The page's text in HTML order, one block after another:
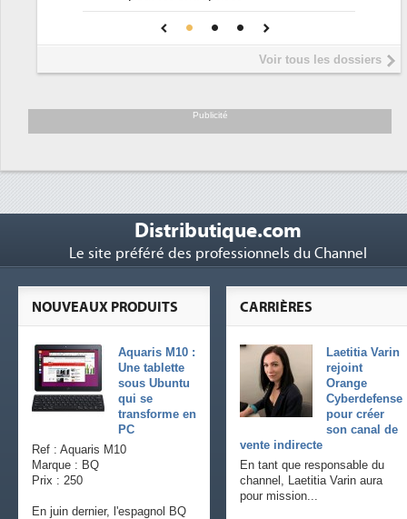
Phocea DC dans les cordes pour la
DEE
Interview de Fabrice Coquio,
président de Digital Realty...
soutient les...
Voir tous les dossiers
Publicité
Distributique.com
Le site préféré des professionnels du Channel
CARRIÈRES
Laetitia Varin
rejoint
Orange
Cyberdefense
pour créer
son canal de
vente indirecte
En tant que responsable du
channel, Laetitia Varin aura
pour mission...
NOUVEAUX PRODUITS
Aquaris M10 :
Une tablette
sous Ubuntu
qui se
transforme en
PC
Ref : Aquaris M10
Marque : BQ
Prix : 250
En juin dernier, l'espagnol BQ